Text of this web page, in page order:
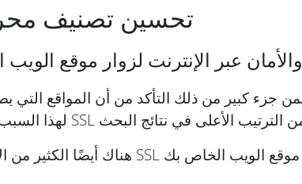
تحسين تصنيف